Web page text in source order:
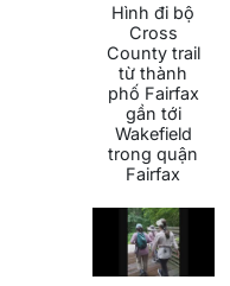
Hình đi bộ
Cross
County trail
từ thành
phố Fairfax
gần tới
Wakefield
trong quận
Fairfax